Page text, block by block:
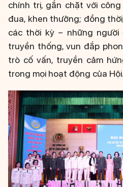
chính trị, gắn chặt với
đua, khen thưởng; đồng
các thời kỳ – những
truyền thống, vun đắp
trò cố vấn, truyền cảm
trong mọi hoạt động của Hội.